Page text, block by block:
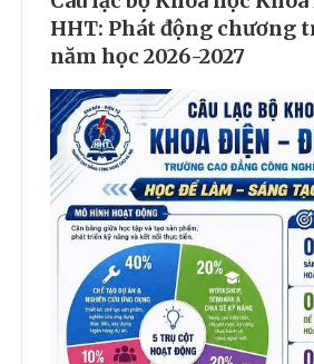
HHT: Phát động chương
năm học 2026-2027